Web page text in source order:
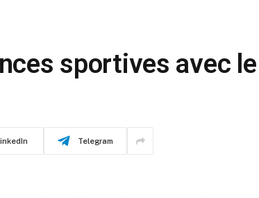
sportives avec
Telegram